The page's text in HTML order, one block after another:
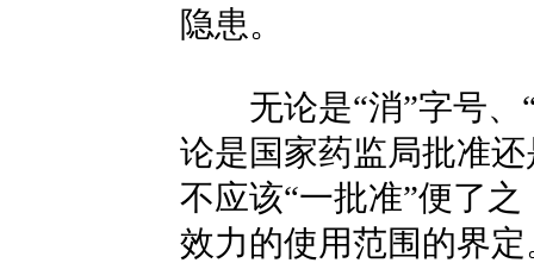
隐患。
无论是“消”字号、“
论是国家药监局批准
不应该“一批准”便了
效力的使用范围的界